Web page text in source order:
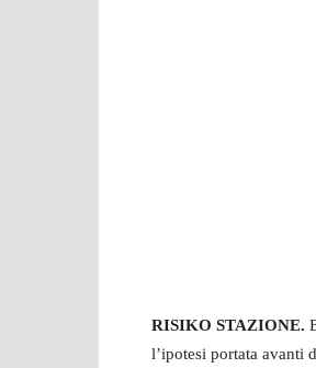
RISIKO STAZIONE.
l’ipotesi portata avanti